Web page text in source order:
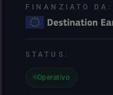
FINANZIATO DA:
STATUS:
Operativo